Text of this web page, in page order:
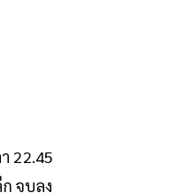
22.45
จบลง